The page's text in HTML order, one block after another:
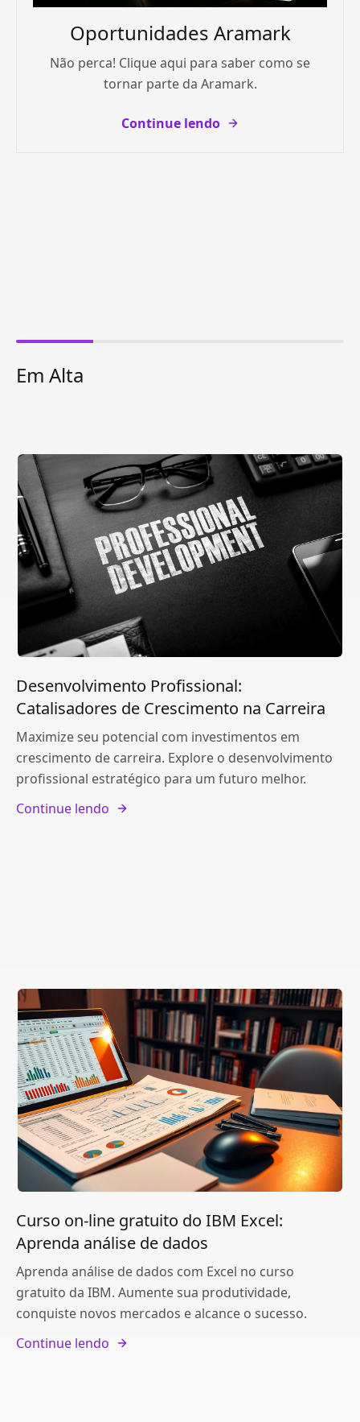
Oportunidades Aramark
Não perca! Clique aqui para saber como se
tornar parte da Aramark.
Continue lendo
Em Alta
Desenvolvimento Profissional:
Catalisadores de Crescimento na Carreira
Maximize seu potencial com investimentos em
crescimento de carreira. Explore o desenvolvimento
profissional estratégico para um futuro melhor.
Continue lendo
Curso on-line gratuito do IBM Excel:
Aprenda análise de dados
Aprenda análise de dados com Excel no curso
gratuito da IBM. Aumente sua produtividade,
conquiste novos mercados e alcance o sucesso.
Continue lendo